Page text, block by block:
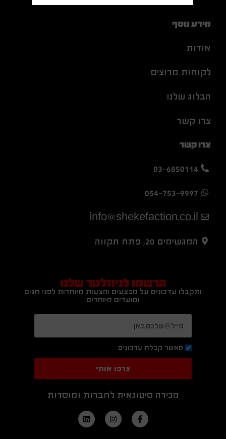
מידע נוסף
אודות
לקוחות מרוצים
הבלוג שלנו
צרו קשר
צרו קשר
03-6850114
054-753-9997
info@shekefaction.co.il
המגשימים 20, פתח תקווה
הרשמו לניוזלטר שלנו
ותקבלו עדכונים על מבצעים והצעות מיוחדות לפני חגים
ומועדים מיוחדים
מאשר קבלת עדכונים
צרפו אותי
מכירה סיטונאית לחברות ומוסדות